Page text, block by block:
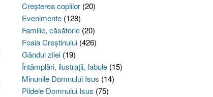
Creşterea copiilor(20)
Evenimente(128)
Familie, căsătorie(20)
Foaia Creştinului(426)
Gândul zilei(19)
Întâmplări, ilustraţii, fabule(15)
Minunile Domnului Isus (14)
Pildele Domnului Isus (75)